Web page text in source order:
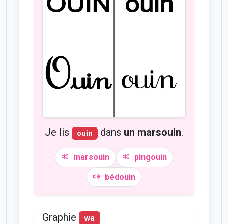
Je lis ouin dans un marsouin.
marsouin pingouin
bédouin
Graphie wa